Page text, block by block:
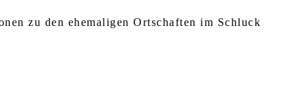
zu den ehemaligen Ortschaften im Schluck